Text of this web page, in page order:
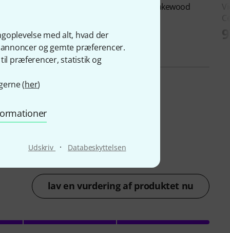
med alt, hvad der
og gemte præferencer.
til præferencer, statistik og
(her)
Udskriv · Databeskyttelsen
Baroque Snakewood
1.590 kr
lav en vurdering af produktet nu